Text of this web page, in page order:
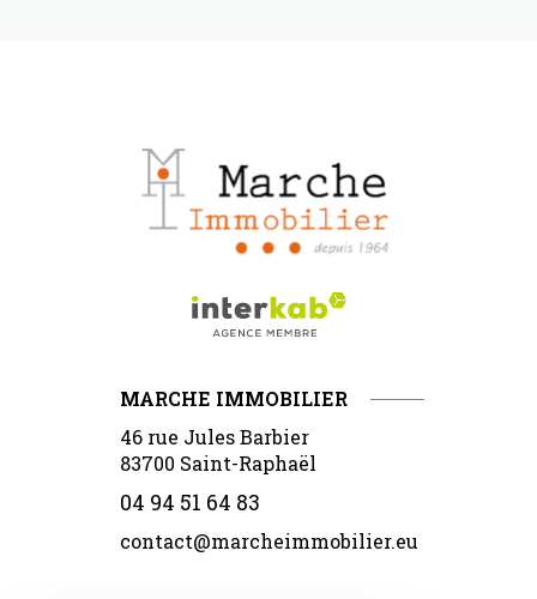
MARCHE IMMOBILIER
46 rue Jules Barbier
83700 Saint-Raphaël
04 94 51 64 83
contact@marcheimmobilier.eu